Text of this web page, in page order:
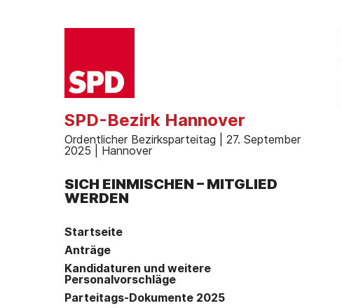
SPD-Bezirk Hannover
Ordentlicher Bezirksparteitag | 27. September
2025 | Hannover
SICH EINMISCHEN – MITGLIED
WERDEN
Startseite
Anträge
Kandidaturen und weitere
Personalvorschläge
Parteitags-Dokumente 2025